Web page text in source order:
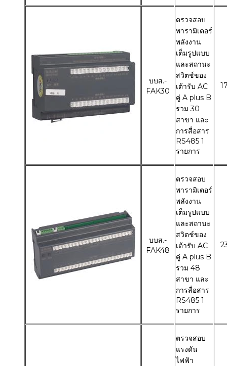
บบส.-
FAK30
ตรวจสอบ
พารามิเตอร์
พลังงาน
เต็มรูปแบบ
และสถานะ
สวิตช์ของ
เต้ารับ AC
คู่ A plus B
รวม 30
สาขา และ
การสื่อสาร
RS485 1
รายการ
บบส.-
FAK48
ตรวจสอบ
พารามิเตอร์
พลังงาน
เต็มรูปแบบ
และสถานะ
สวิตช์ของ
เต้ารับ AC
คู่ A plus B
รวม 48
สาขา และ
การสื่อสาร
RS485 1
รายการ
ตรวจสอบ
แรงดัน
ไฟฟ้า